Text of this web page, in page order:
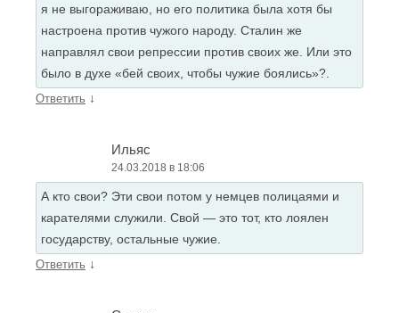
я не выгораживаю, но его политика была хотя бы
настроена против чужого народу. Сталин же
направлял свои репрессии против своих же. Или это
было в духе «бей своих, чтобы чужие боялись»?.
Ответить ↓
Ильяс
24.03.2018 в 18:06
А кто свои? Эти свои потом у немцев полицаями и
карателями служили. Свой — это тот, кто лоялен
государству, остальные чужие.
Ответить ↓